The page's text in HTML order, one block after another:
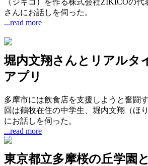
さんにお話しを伺った。
...read more
堀内文翔さんとリアルタ
アプリ
多摩市には飲食店を支援しようと奮闘
回は鶴牧在住の中学生、堀内文翔（ほ
にお話しを伺った。
...read more
東京都立多摩桜の丘学園